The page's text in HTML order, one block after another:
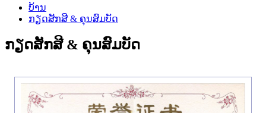
ບ້ານ
ກຽດສັກສີ & ຄຸນສົມບັດ
ກຽດສັກສີ & ຄຸນສົມບັດ